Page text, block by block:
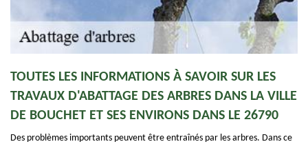
TOUTES LES INFORMATIONS À SAVOIR SUR LES
TRAVAUX D'ABATTAGE DES ARBRES DANS LA VILLE
DE BOUCHET ET SES ENVIRONS DANS LE 26790
Des problèmes importants peuvent être entraînés par les arbres. Dans ce